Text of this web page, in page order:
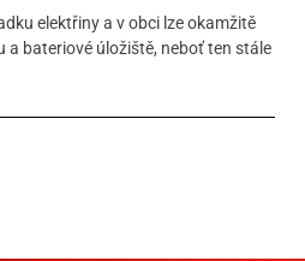
elektřiny a v obci lze okamžitě
bateriové úložiště, neboť ten stále